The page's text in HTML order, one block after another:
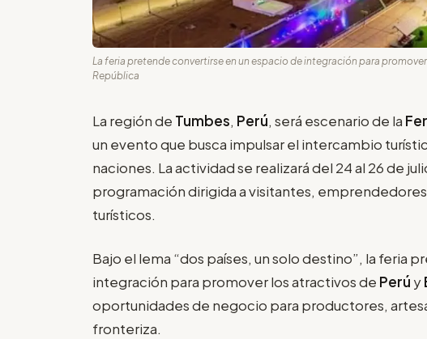
La feria pretende convertirse en un espacio de integración para
República
La región de Tumbes, Perú, será escenario de la
un evento que busca impulsar el intercambio
naciones. La actividad se realizará del 24 al 26 de
programación dirigida a visitantes,
turísticos.
Bajo el lema “dos países, un solo destino”, la feria
integración para promover los atractivos de Perú y
oportunidades de negocio para productores,
fronteriza.